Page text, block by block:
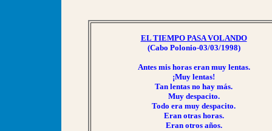
EL TIEMPO PASA VOLANDO
(Cabo Polonio-03/03/1998)
Antes mis horas eran muy lentas.
¡Muy lentas!
Tan lentas no hay más.
Muy despacito.
Todo era muy despacito.
Eran otras horas.
Eran otros años.